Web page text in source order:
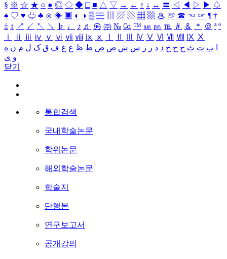
§ ※ ☆ ★ ○ ● ◎ ◇ ◆ □ ■ △ ▽ → ← ↑ ↓ ↔ 〓 ◁ ◀ ▷ ▶ ♤
♠ ♡ ♥ ♧ ♣ ⊙ ◈ ▣ ◐ ◑ ▒ ▤ ▨ ▧ ▦ ▩ ♨ ☏ ☎ ☜ ☞ ¶ †
‡ ↕ ↗ ↙ ↖ ↘ ♭ ♩ ♪ ♬ ㉿ ㈜ № ㏇ ™ ㏂ ㏘ ℡ ＃ ＆ ＊ ＠ ª º
ⅰ
ⅱ ⅲ ⅳ ⅴ ⅵ ⅶ ⅷ ⅸ ⅹ Ⅳ Ⅴ Ⅵ Ⅶ Ⅷ Ⅸ Ⅹ
ب ت ث ج ح خ د ذ ر ز س ش ص ض ط ظ ع غ ف ق ک ل م ن ه
و ی
닫기
통합검색
국내학술논문
학위논문
해외학술논문
학술지
단행본
연구보고서
공개강의